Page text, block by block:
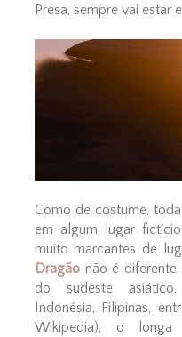
Presa, sempre vai estar
Como de costume,
em algum lugar
muito marcantes de
Dragãonão é diferente.
do sudeste
Indonésia, Filipinas,
Wikipedia), o longa